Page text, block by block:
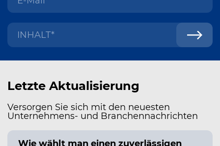
Letzte Aktualisierung
Versorgen Sie sich mit den neuesten
Unternehmens- und Branchennachrichten
Sie einen
Wie wählt